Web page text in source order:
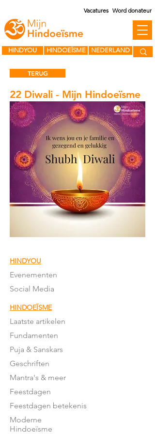
HINDOEÏSME
HINDYOU NEDERLAND
Vacatures Word donateur
TERUG
22 Diwali - Mijn Hindoeïsme
HINDYOU
Evenementen
Social Media
HINDOEÏSME
Laatste artikelen
Fundamenten
Puja & Sanskars
Geschriften
Mantra's & meer
Feestdagen
Feestdagen betekenis
Moderne
Hindoeïsme